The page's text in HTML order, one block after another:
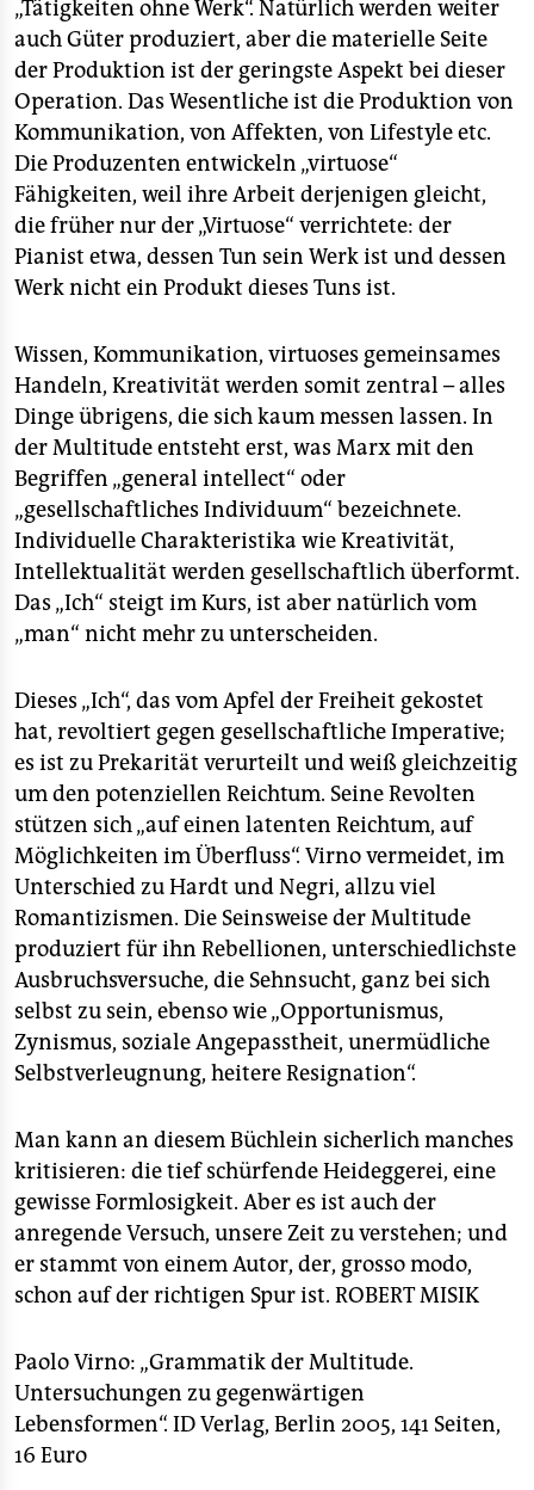
„Tätigkeiten ohne Werk“. Natürlich werden weiter
auch Güter produziert, aber die materielle Seite
der Produktion ist der geringste Aspekt bei dieser
Operation. Das Wesentliche ist die Produktion von
Kommunikation, von Affekten, von Lifestyle etc.
Die Produzenten entwickeln „virtuose“
Fähigkeiten, weil ihre Arbeit derjenigen gleicht,
die früher nur der „Virtuose“ verrichtete: der
Pianist etwa, dessen Tun sein Werk ist und dessen
Werk nicht ein Produkt dieses Tuns ist.
Wissen, Kommunikation, virtuoses gemeinsames
Handeln, Kreativität werden somit zentral – alles
Dinge übrigens, die sich kaum messen lassen. In
der Multitude entsteht erst, was Marx mit den
Begriffen „general intellect“ oder
„gesellschaftliches Individuum“ bezeichnete.
Individuelle Charakteristika wie Kreativität,
Intellektualität werden gesellschaftlich überformt.
Das „Ich“ steigt im Kurs, ist aber natürlich vom
„man“ nicht mehr zu unterscheiden.
Dieses „Ich“, das vom Apfel der Freiheit gekostet
hat, revoltiert gegen gesellschaftliche Imperative;
es ist zu Prekarität verurteilt und weiß gleichzeitig
um den potenziellen Reichtum. Seine Revolten
stützen sich „auf einen latenten Reichtum, auf
Möglichkeiten im Überfluss“. Virno vermeidet, im
Unterschied zu Hardt und Negri, allzu viel
Romantizismen. Die Seinsweise der Multitude
produziert für ihn Rebellionen, unterschiedlichste
Ausbruchsversuche, die Sehnsucht, ganz bei sich
selbst zu sein, ebenso wie „Opportunismus,
Zynismus, soziale Angepasstheit, unermüdliche
Selbstverleugnung, heitere Resignation“.
Man kann an diesem Büchlein sicherlich manches
kritisieren: die tief schürfende Heideggerei, eine
gewisse Formlosigkeit. Aber es ist auch der
anregende Versuch, unsere Zeit zu verstehen; und
er stammt von einem Autor, der, grosso modo,
schon auf der richtigen Spur ist. ROBERT MISIK
Paolo Virno: „Grammatik der Multitude.
Untersuchungen zu gegenwärtigen
Lebensformen“. ID Verlag, Berlin 2005, 141 Seiten,
16 Euro